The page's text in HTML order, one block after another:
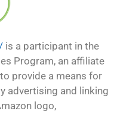
is a participant in the
Program, an affiliate
provide a means for
advertising and linking
logo,